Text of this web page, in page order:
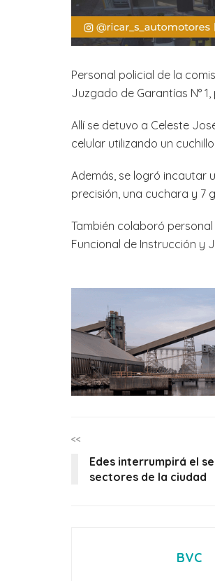
Personal policial de la
Juzgado de Garantías N°
Allí se detuvo a Celeste
celular utilizando un
Además, se logró incautar
precisión, una cuchara y 7
También colaboró
Funcional de Instrucción y
<<
Edes interrumpirá el
sectores de la ciudad
BVC